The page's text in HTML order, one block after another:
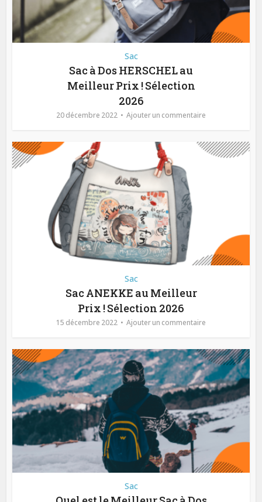
Sac
Sac à Dos HERSCHEL au
Meilleur Prix ! Sélection
2026
20 décembre 2022 Ajouter un commentaire
Sac
Sac ANEKKE au Meilleur
Prix ! Sélection 2026
15 décembre 2022 Ajouter un commentaire
Sac